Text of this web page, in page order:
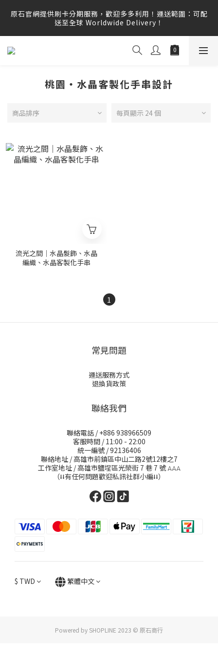
原石官網提供刷卡分期服務，歡迎多多利用！運送範圍：可配
送至全球 Worldwide Delivery！
原石官網提供刷卡分期服務，歡迎多多利用！運送範圍：可配
送至全球 Worldwide Delivery！
原石官網不會主動寄信要求顧客提供任何訂單資訊、補運費差
額或付款，請勿點選任何不明連結，若有任何疑慮可撥打165
原石官網提供刷卡分期服務，歡迎多多利用！運送範圍：可配
桃園・水晶客製化手串設計
商品排序 每頁顯示 24 個
流光之間｜水晶髮飾、水晶
編織、水晶客製化手串
1
常見問題
運送服務方式
退換貨政策
聯絡我們
聯絡電話 / +886 938966509
客服時間 / 11:00 - 22:00
統一編號 / 92136406
聯絡地址 / 高雄市前鎮區中山二路2號12樓之7
工作室地址 / 高雄市鹽埕區光榮街 7 巷 7 號𖤂𖤂𖤂
（⭣⭣有任何問題歡迎私訊社群小編⭣⭣）
$ TWD 繁體中文
Powered by SHOPLINE 2023 © 原石商行